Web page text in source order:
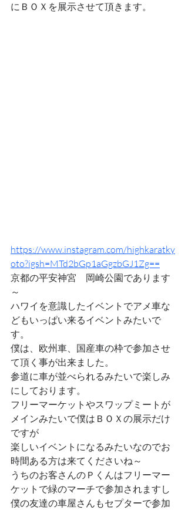
にＢＯＸを展示させて頂きます。
https://www.instagram.com/highkaratky
oto?igsh=MTd2bGp1aGgzbGJ1Zg==
京都の平安神宮　岡崎公園であります
～
ハワイを意識したイベントでアメ車な
どもいっぱい来るイベントみたいで
す。
僕は、欧州車、国産車の枠で参加させ
て頂く事が出来ました。
参道に車が並べられるみたいで楽しみ
にしております。
フリーマーケットやスワップミートが
メインみたいで僕はＢＯＸの展示だけ
ですが
楽しいイベントになるみたいなのでお
時間ある方は来てくださいね～
うちのお客さんのＰくんはフリーマー
ケットで緑のマーチで参加されますし
僕の友達の車屋さんもセプターで参加